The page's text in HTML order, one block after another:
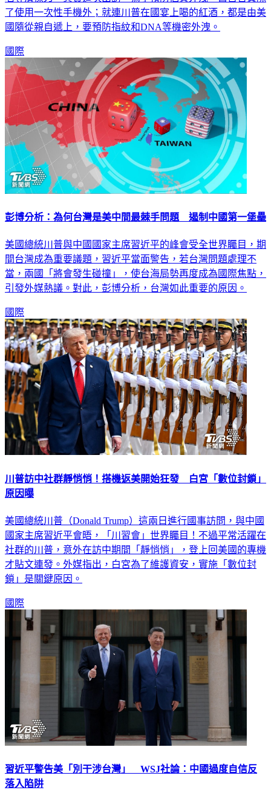
了使用一次性手機外；就連川普在國宴上喝的紅酒，都是由美
國隨從親自遞上，要預防指紋和DNA等機密外洩。
國際
彭博分析：為何台灣是美中間最棘手問題 遏制中國第一堡壘
美國總統川普與中國國家主席習近平的峰會受全世界矚目，期
間台灣成為重要議題，習近平當面警告，若台灣問題處理不
當，兩國「將會發生碰撞」，使台海局勢再度成為國際焦點，
引發外媒熱議。對此，彭博分析，台灣如此重要的原因。
國際
川普訪中社群靜悄悄！搭機返美開始狂發 白宮「數位封鎖」
原因曝
美國總統川普（Donald Trump）這兩日進行國事訪問，與中國
國家主席習近平會晤，「川習會」世界矚目！不過平常活躍在
社群的川普，意外在訪中期間「靜悄悄」，登上回美國的專機
才貼文連發。外媒指出，白宮為了維護資安，實施「數位封
鎖」是關鍵原因。
國際
習近平警告美「別干涉台灣」 WSJ社論：中國過度自信反
落入陷阱